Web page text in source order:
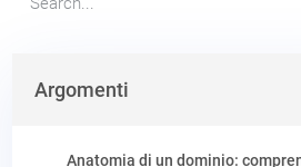
Argomenti
Anatomia di un dominio: